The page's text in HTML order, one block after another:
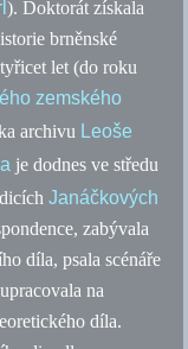
). Doktorát získala
brněnské
let (do roku
zemského
archivu Leoše
je dodnes ve středu
Janáčkových
zabývala
díla, psala scénáře
na
díla.